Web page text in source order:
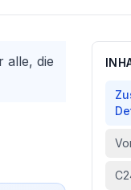
alle, die